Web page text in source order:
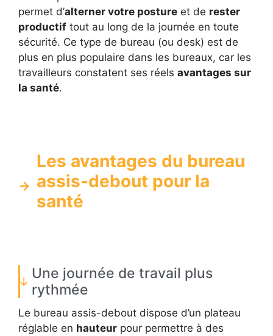
permet d’alterner votre posture et de rester
productif tout au long de la journée en toute
sécurité. Ce type de bureau (ou desk) est de
plus en plus populaire dans les bureaux, car les
travailleurs constatent ses réels avantages sur
la santé.
Les avantages du bureau
assis-debout pour la
santé
Une journée de travail plus
rythmée
Le bureau assis-debout dispose d’un plateau
réglable en hauteur pour permettre à des